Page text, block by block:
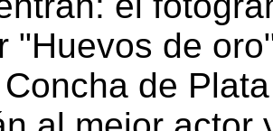
"Huevos de
de